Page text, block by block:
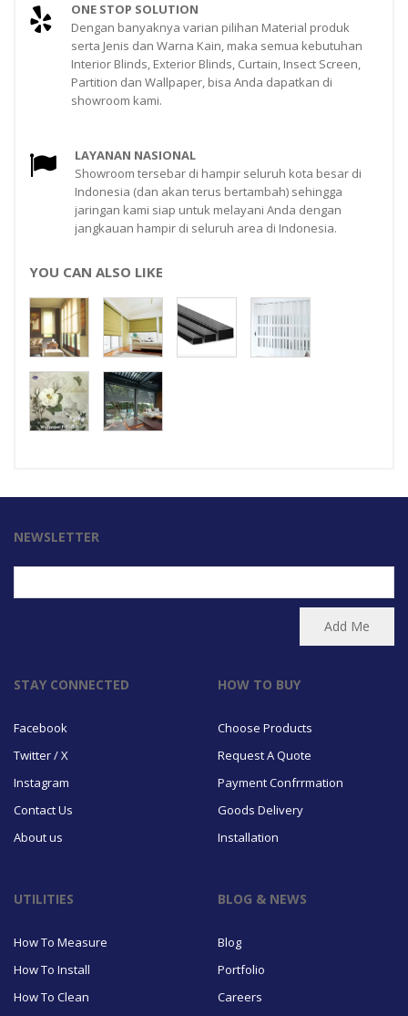
ONE STOP SOLUTION
Dengan banyaknya varian pilihan Material produk
serta Jenis dan Warna Kain, maka semua kebutuhan
Interior Blinds, Exterior Blinds, Curtain, Insect Screen,
Partition dan Wallpaper, bisa Anda dapatkan di
showroom kami.
LAYANAN NASIONAL
Showroom tersebar di hampir seluruh kota besar di
Indonesia (dan akan terus bertambah) sehingga
jaringan kami siap untuk melayani Anda dengan
jangkauan hampir di seluruh area di Indonesia.
YOU CAN ALSO LIKE
NEWSLETTER
STAY CONNECTED
Facebook
Twitter / X
Instagram
Contact Us
About us
HOW TO BUY
Choose Products
Request A Quote
Payment Confrrmation
Goods Delivery
Installation
UTILITIES
How To Measure
How To Install
How To Clean
BLOG & NEWS
Blog
Portfolio
Careers